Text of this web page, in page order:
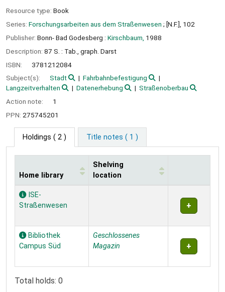
Resource type: Book
Series: Forschungsarbeiten aus dem Straßenwesen ; [N.F.], 102
Publisher: Bonn- Bad Godesberg : Kirschbaum, 1988
Description: 87 S. : Tab., graph. Darst
ISBN:
3781212084
Subject(s):
Stadt
Fahrbahnbefestigung
Langzeitverhalten
Datenerhebung
Straßenoberbau
Action note:
1
PPN: 275745201
Holdings ( 2 ) Title notes ( 1 )
Holdings
Home library
Shelving
location
ISE-
Straßenwesen
Bibliothek
Campus Süd
Geschlossenes
Magazin
Total holds: 0